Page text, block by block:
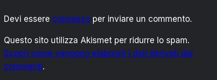
PARTE
vs
ENEL
Devi essere connesso per inviare un commento.
Questo sito utilizza Akismet per ridurre lo spam.
Scopri come vengono elaborati i dati derivati dai
commenti.